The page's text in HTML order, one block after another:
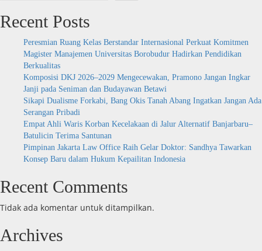
Recent Posts
Peresmian Ruang Kelas Berstandar Internasional Perkuat Komitmen
Magister Manajemen Universitas Borobudur Hadirkan Pendidikan
Berkualitas
Komposisi DKJ 2026–2029 Mengecewakan, Pramono Jangan Ingkar
Janji pada Seniman dan Budayawan Betawi
Sikapi Dualisme Forkabi, Bang Okis Tanah Abang Ingatkan Jangan Ada
Serangan Pribadi
Empat Ahli Waris Korban Kecelakaan di Jalur Alternatif Banjarbaru–
Batulicin Terima Santunan
Pimpinan Jakarta Law Office Raih Gelar Doktor: Sandhya Tawarkan
Konsep Baru dalam Hukum Kepailitan Indonesia
Recent Comments
Tidak ada komentar untuk ditampilkan.
Archives